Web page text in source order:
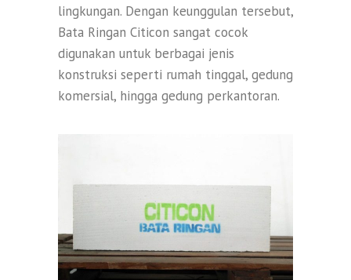
lingkungan. Dengan keunggulan tersebut,
Bata Ringan Citicon sangat cocok
digunakan untuk berbagai jenis
konstruksi seperti rumah tinggal, gedung
komersial, hingga gedung perkantoran.